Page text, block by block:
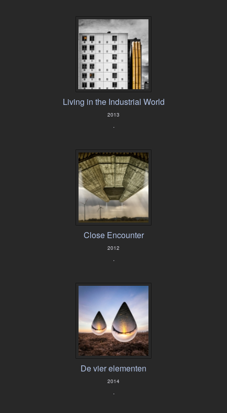
Living in the Industrial World
2013
.
Close Encounter
2012
.
De vier elementen
2014
.